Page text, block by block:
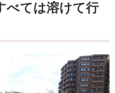
べては溶けて行